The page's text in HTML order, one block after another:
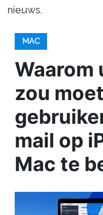
nieuws.
MAC
Waarom
zou
mail op
Mac te